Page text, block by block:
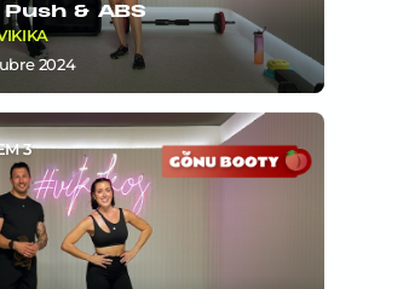
& ABS
2024
3